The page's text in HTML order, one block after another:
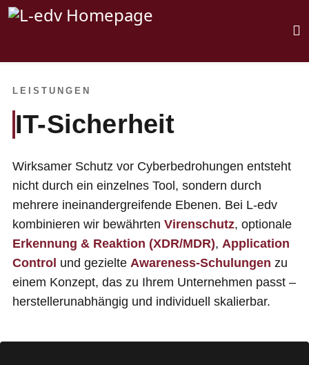
LEISTUNGEN
IT-Sicherheit
Wirksamer Schutz vor Cyberbedrohungen entsteht
nicht durch ein einzelnes Tool, sondern durch
mehrere ineinandergreifende Ebenen. Bei L-edv
kombinieren wir bewährten Virenschutz, optionale
Erkennung & Reaktion (XDR/MDR), Application
Control und gezielte Awareness-Schulungen zu
einem Konzept, das zu Ihrem Unternehmen passt –
herstellerunabhängig und individuell skalierbar.